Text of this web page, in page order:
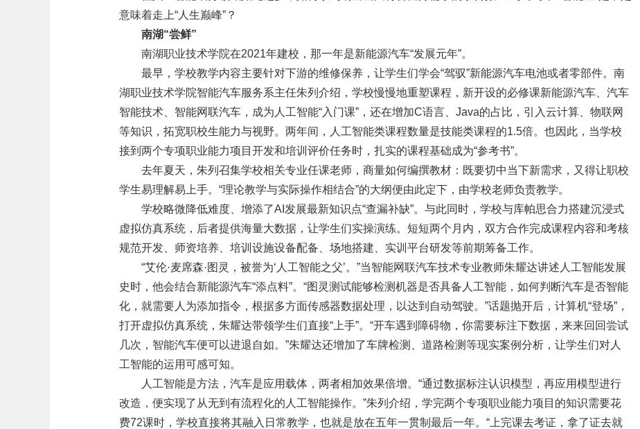
意味着走上“人生巅峰”？
南湖“尝鲜”
南湖职业技术学院在2021年建校，那一年是新能源汽车“发展元年”。
最早，学校教学内容主要针对下游的维修保养，让学生们学会“驾驭”新能源汽车电池或者零部件。南
湖职业技术学院智能汽车服务系主任朱列介绍，学校慢慢地重塑课程，新开设的必修课新能源汽车、汽车
智能技术、智能网联汽车，成为人工智能“入门课”，还在增加C语言、Java的占比，引入云计算、物联网
等知识，拓宽职校生能力与视野。两年间，人工智能类课程数量是技能类课程的1.5倍。也因此，当学校
接到两个专项职业能力项目开发和培训评价任务时，扎实的课程基础成为“参考书”。
去年夏天，朱列召集学校相关专业任课老师，商量如何编撰教材：既要切中当下新需求，又得让职校
学生易理解易上手。“理论教学与实际操作相结合”的大纲便由此定下，由学校老师负责教学。
学校略微降低难度、增添了AI发展最新知识点“查漏补缺”。与此同时，学校与库帕思合力搭建沉浸式
虚拟仿真系统，后者提供海量大数据，让学生们实操演练。短短两个月内，双方合作完成课程内容和考核
规范开发、师资培养、培训设施设备配备、场地搭建、实训平台研发等前期筹备工作。
“艾伦·麦席森·图灵，被誉为‘人工智能之父’。”当智能网联汽车技术专业教师朱耀达讲述人工智能发展
史时，他会结合新能源汽车“添点料”。“图灵测试能够检测机器是否具备人工智能，如何判断汽车是否智能
化，就需要人为添加指令，根据多方面传感器数据处理，以达到自动驾驶。”话题抛开后，计算机“登场”，
打开虚拟仿真系统，朱耀达带领学生们直接“上手”。“开车遇到障碍物，你需要标注下数据，来来回回尝试
几次，智能汽车便可以进退自如。”朱耀达还增加了车牌检测、道路检测等现实案例分析，让学生们对人
工智能的运用可感可知。
人工智能是方法，汽车是应用载体，两者相加效果倍增。“通过数据标注认识模型，再应用模型进行
改造，便实现了从无到有流程化的人工智能操作。”朱列介绍，学完两个专项职业能力项目的知识需要花
费72课时，学校直接将其融入日常教学，也就是放在五年一贯制最后一年。“上完课去考证，拿了证去就